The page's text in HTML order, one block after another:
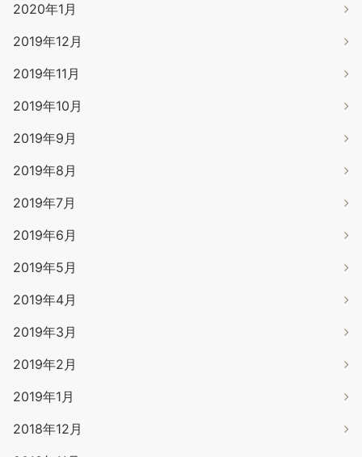
2020年1月
2019年12月
2019年11月
2019年10月
2019年9月
2019年8月
2019年7月
2019年6月
2019年5月
2019年4月
2019年3月
2019年2月
2019年1月
2018年12月